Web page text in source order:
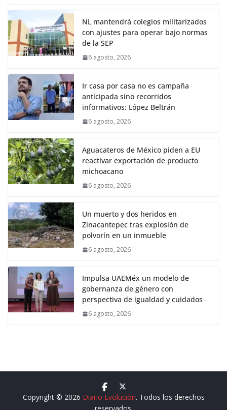
NL mantendrá colegios militarizados
con ajustes para operar bajo normas
de la SEP
6 agosto, 2026
Ir casa por casa no es campaña
anticipada sino recorridos
informativos: López Beltrán
6 agosto, 2026
Aguacateros de México piden a EU
reactivar exportación de producto
michoacano
6 agosto, 2026
Un muerto y dos heridos en
Zinacantepec tras explosión de
polvorín en un inmueble
6 agosto, 2026
Impulsa UAEMéx un modelo de
gobernanza de género con
perspectiva de igualdad y cuidados
6 agosto, 2026
Copyright © 2026 Diario Evolución. Todos los derechos